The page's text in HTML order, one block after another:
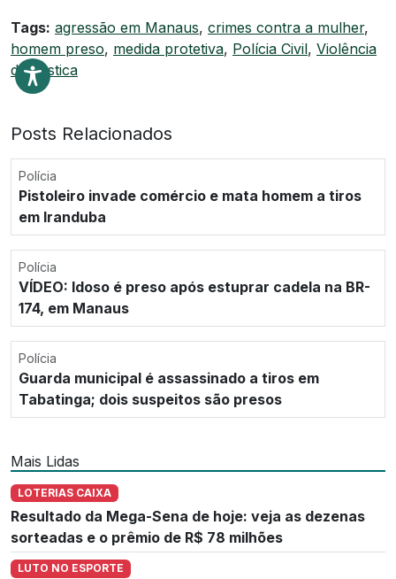
Tags: agressão em Manaus, crimes contra a mulher,
homem preso, medida protetiva, Polícia Civil, Violência
doméstica
Posts Relacionados
Polícia
Pistoleiro invade comércio e mata homem a tiros
em Iranduba
Polícia
VÍDEO: Idoso é preso após estuprar cadela na BR-
174, em Manaus
Polícia
Guarda municipal é assassinado a tiros em
Tabatinga; dois suspeitos são presos
Mais Lidas
LOTERIAS CAIXA
Resultado da Mega-Sena de hoje: veja as dezenas
sorteadas e o prêmio de R$ 78 milhões
LUTO NO ESPORTE